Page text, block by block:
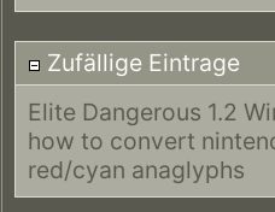
Zufällige Eintrage
Elite Dangerous 1.2
how to convert
red/cyan anaglyphs